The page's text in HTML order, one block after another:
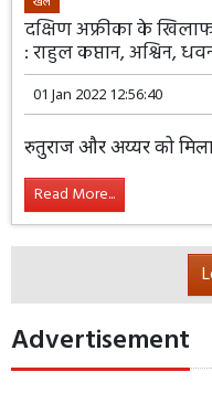
खेल
दक्षिण अफ्रीका के
: राहुल कप्तान, अश्विन,
01 Jan 2022 12:56:40
प्रदर्शन
Read